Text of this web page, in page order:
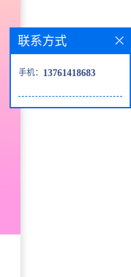
联系方式
手机： 13761418683